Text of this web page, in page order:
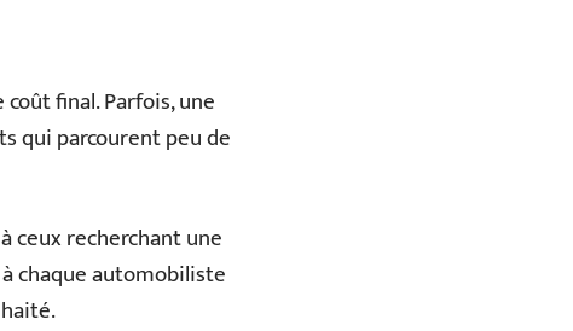
final. Parfois, une
qui parcourent peu de
ceux recherchant une
chaque automobiliste